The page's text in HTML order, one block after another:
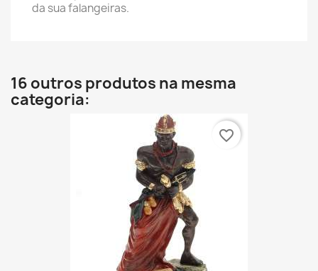
da sua falangeiras.
16 outros produtos na mesma
categoria:
favorite_border